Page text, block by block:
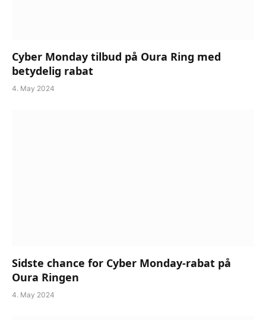
Cyber Monday tilbud på Oura Ring med
betydelig rabat
4. May 2024
Sidste chance for Cyber Monday-rabat på
Oura Ringen
4. May 2024